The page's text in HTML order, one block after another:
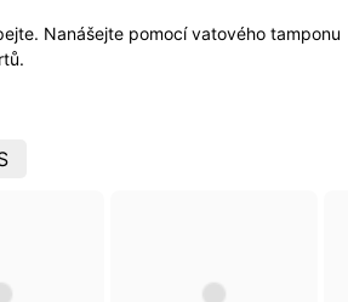
Nanášejte pomocí vatového tamponu